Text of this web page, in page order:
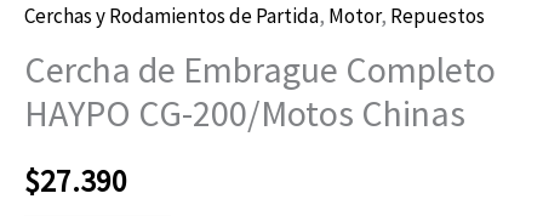
Cerchas y Rodamientos de Partida, Motor, Repuestos
Cercha de Embrague Completo
HAYPO CG-200/Motos Chinas
$27.390